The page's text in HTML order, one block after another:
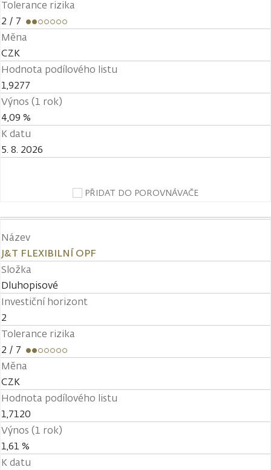
Tolerance rizika
2 / 7
Měna
CZK
Hodnota podílového listu
1,9277
Výnos (1 rok)
4,09 %
K datu
5. 8. 2026
PŘIDAT DO POROVNÁVAČE
Název
J&T FLEXIBILNÍ OPF
Složka
Dluhopisové
Investiční horizont
2
Tolerance rizika
2 / 7
Měna
CZK
Hodnota podílového listu
1,7120
Výnos (1 rok)
1,61 %
K datu